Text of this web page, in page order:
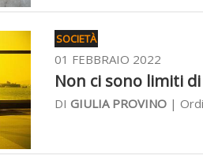
SOCIETÀ
01 FEBBRAIO 2022
Non ci sono limiti
DI GIULIA PROVINO |